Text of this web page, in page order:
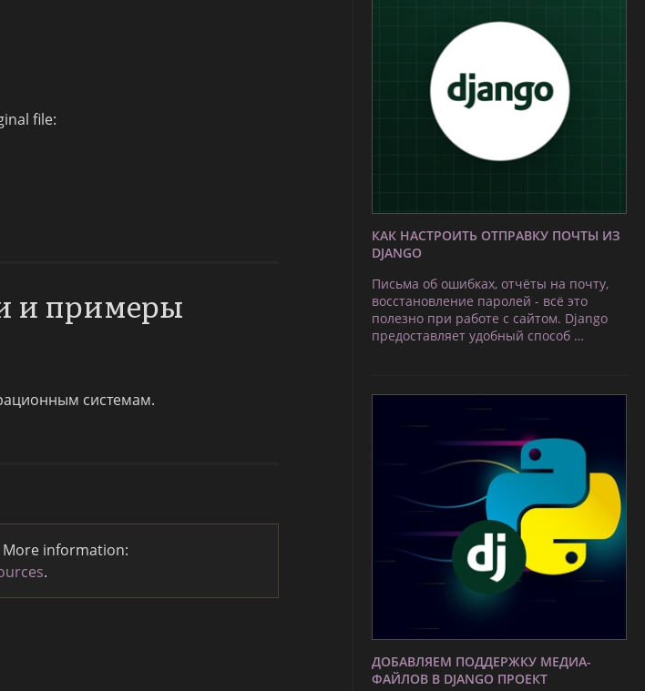
file:
и примеры
системам.
More information:
.
КАК НАСТРОИТЬ ОТПРАВКУ ПОЧТЫ ИЗ
DJANGO
Письма об ошибках, отчёты на почту,
восстановление паролей - всё это
полезно при работе с сайтом. Django
предоставляет удобный способ …
ДОБАВЛЯЕМ ПОДДЕРЖКУ МЕДИА-
ФАЙЛОВ В DJANGO ПРОЕКТ